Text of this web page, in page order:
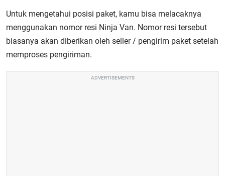
Untuk mengetahui posisi paket, kamu bisa melacaknya
menggunakan nomor resi Ninja Van. Nomor resi tersebut
biasanya akan diberikan oleh seller / pengirim paket setelah
memproses pengiriman.
ADVERTISEMENTS